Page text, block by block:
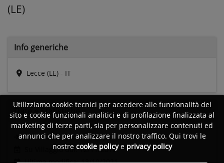
(LE)
Info generiche
Lecce (LE) - IT
Date eStatistiche
Ultimo accesso:Non disponibile
Su Villaggio dal: 12/11/2016
Utilizziamo cookie tecnici per accedere alle funzionalità del
sito e cookie funzionali analitici e di profilazione finalizzata al
marketing di terze parti, sia per personalizzare contenuti ed
annunci che per analizzare il nostro traffico. Qui trovi le
nostre cookie policye privacy policy